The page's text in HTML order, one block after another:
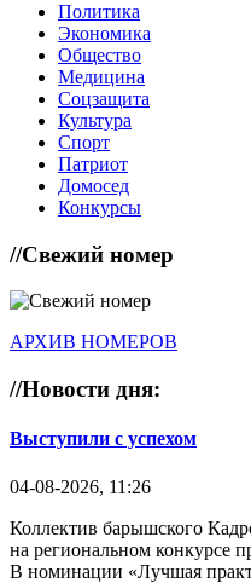
Политика
Экономика
Общество
Медицина
Соцзащита
Культура
Спорт
Патриот
Домосед
Конкурсы
//Свежий номер
АРХИВ НОМЕРОВ
//Новости дня:
Выступили с успехом
04-08-2026, 11:26
Коллектив барышского
на региональном конкурсе
В номинации «Лучшая